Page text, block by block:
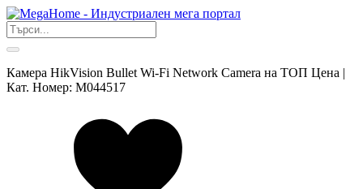
Камера HikVision Bullet Wi-Fi Network Camera на ТОП Цена |
Кат. Номер: M044517